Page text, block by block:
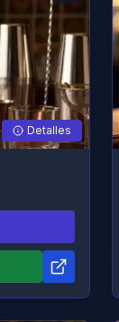
Detalles